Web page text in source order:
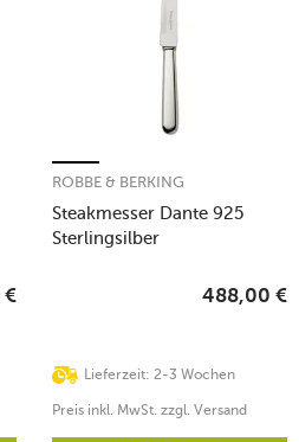
€
Steakmesser Dante 925
Sterlingsilber
ROBBE & BERKING
Lieferzeit: 2-3 Wochen
488,00 €
Preis inkl. MwSt. zzgl. Versand